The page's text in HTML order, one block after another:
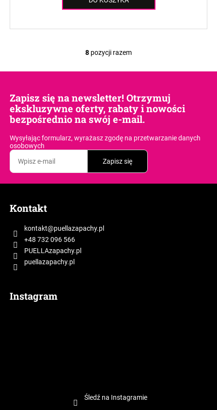
K
o
r
o
l
i
l
i
s
t
8 pozycji razem
Zapisz się na newsletter! Otrzymuj
ekskluzywne oferty, rabaty i nowości
bezpośrednio na swój e-mail.
Wysyłając formularz, wyrażasz zgodę na przetwarzanie danych
osobowych
Zapisz się
Kontakt
kontakt@puellazapachy.pl
+48 732 096 566
PUELLAzapachy.pl
puellazapachy.pl
Instagram
Śledź na Instagramie